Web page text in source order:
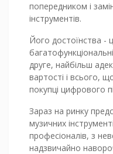
попередником і
інструментів.
Його достоїнства -
друге, найбільш
вартості і всього,
покупці цифрового
Зараз на ринку
музичних
професіоналів, з
надзвичайно